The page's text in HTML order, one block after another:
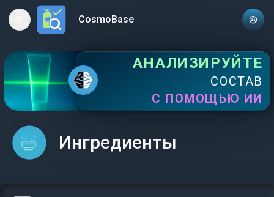
Open main menuCosmoBase
АНАЛИЗИРУЙТЕ
СОСТАВ
С ПОМОЩЬЮ ИИ
Ингредиенты